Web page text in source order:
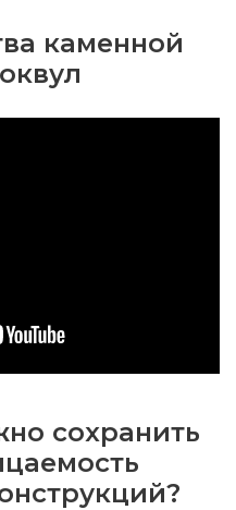
каменной
сохранить